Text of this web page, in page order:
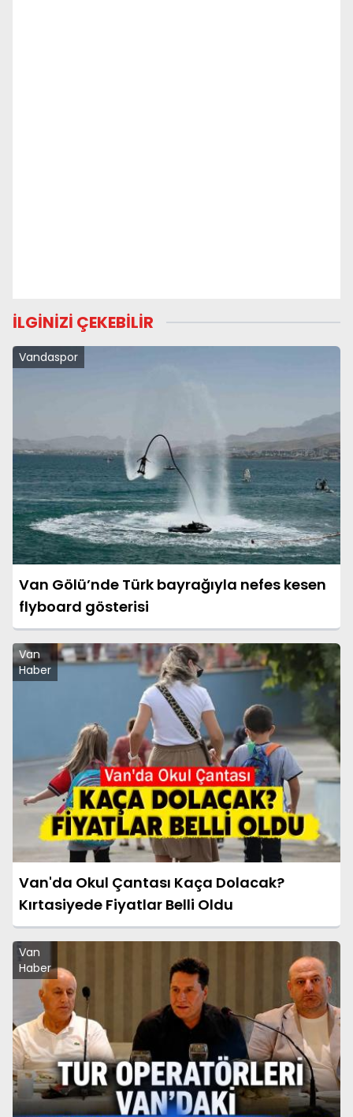
İLGİNİZİ ÇEKEBİLİR
Vandaspor
Van Gölü’nde Türk bayrağıyla nefes kesen
flyboard gösterisi
Van
Haber
Van'da Okul Çantası Kaça Dolacak?
Kırtasiyede Fiyatlar Belli Oldu
Van
Haber